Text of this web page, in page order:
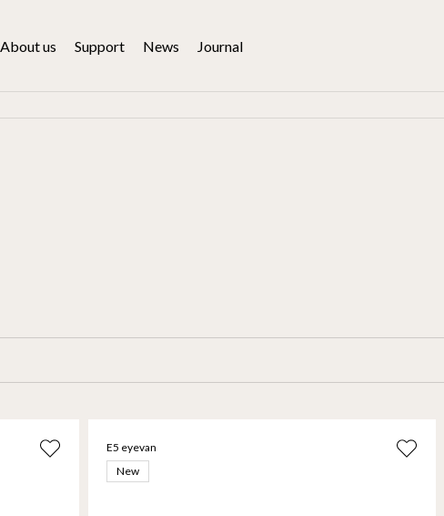
About us Support News Journal
E5 eyevan
New